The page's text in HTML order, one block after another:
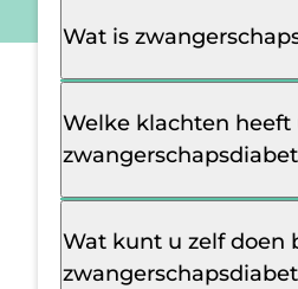
Wat is
Welke klachten heeft
Wat kunt u zelf doen